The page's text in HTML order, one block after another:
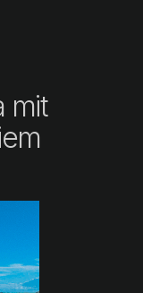
mit